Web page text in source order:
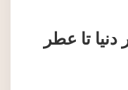
تا عطر